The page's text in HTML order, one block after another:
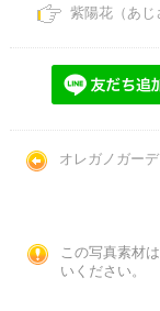
紫陽花（あじ
オレガノガー
この写真素材
いください。